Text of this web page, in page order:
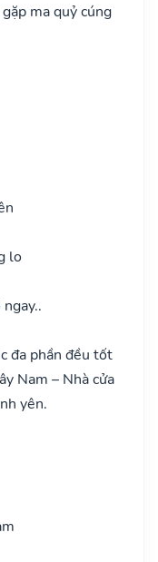
ma quỷ cúng
lo
đa phần đều tốt
Nam – Nhà cửa
yên.